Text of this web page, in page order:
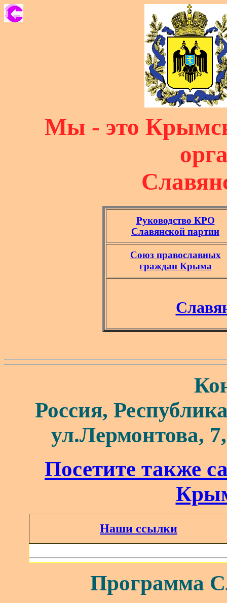
Мы - это
Руководство КРО
Славянской партии
Союз православных
граждан Крыма
Россия,
ул.Лермонтова,
Посетите также
Наши ссылки
Программа